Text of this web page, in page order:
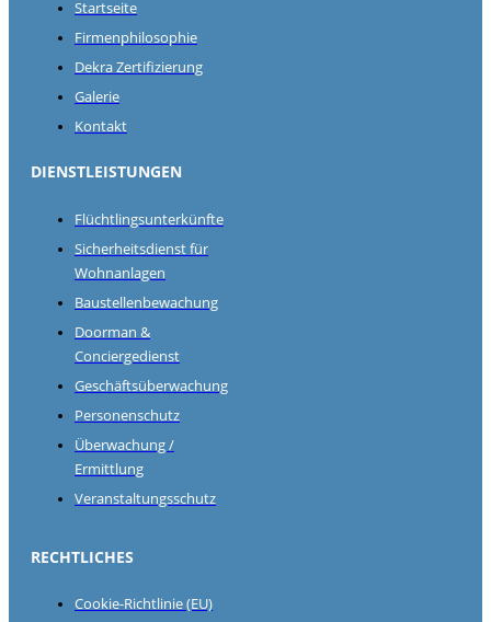
Startseite
Firmenphilosophie
Dekra Zertifizierung
Galerie
Kontakt
DIENSTLEISTUNGEN
Flüchtlingsunterkünfte
Sicherheitsdienst für
Wohnanlagen
Baustellenbewachung
Doorman &
Conciergedienst
Geschäftsüberwachung
Personenschutz
Überwachung /
Ermittlung
Veranstaltungsschutz
RECHTLICHES
Cookie-Richtlinie (EU)